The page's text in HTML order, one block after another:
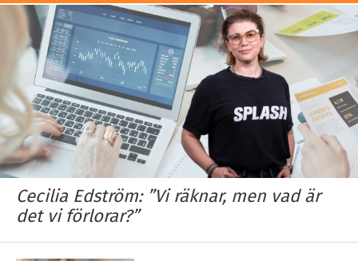
Cecilia Edström: ”Vi räknar, men vad är
det vi förlorar?”